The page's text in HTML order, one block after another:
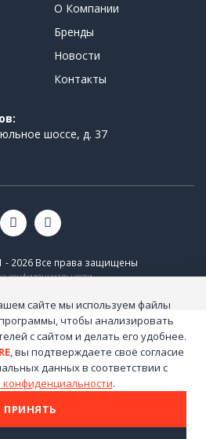
О Компании
Бренды
Новости
Контакты
шоссе, д. 37
- 2026 Все права защищены
конфиденциальности
сайте мы используем файлы
чтобы анализировать
с сайтом и делать его удобнее.
, вы подтверждаете своё согласие
данных в соответствии с
конфиденциальности.
ПРИНЯТЬ